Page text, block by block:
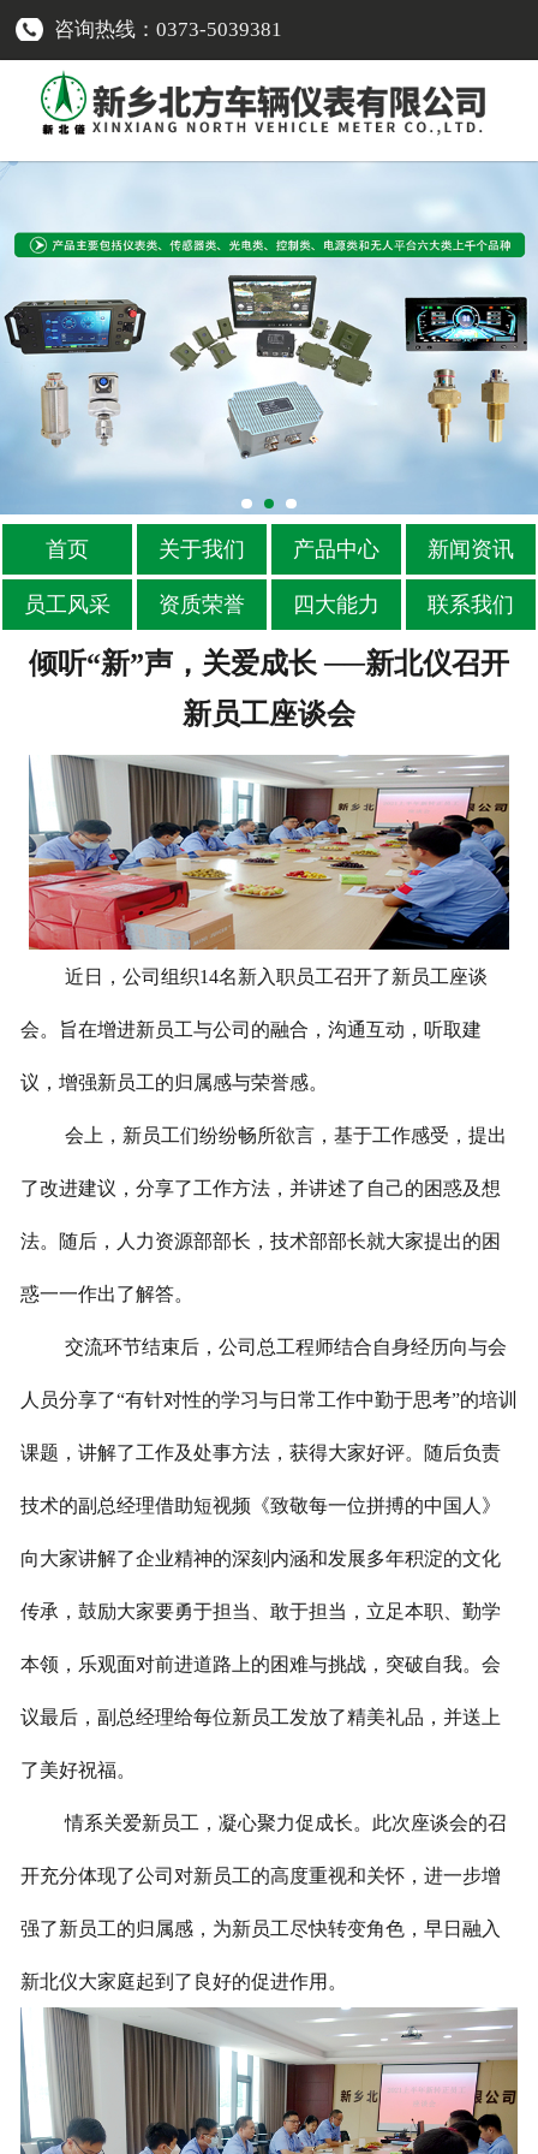
咨询热线：0373-5039381
首页 关于我们 产品中心 新闻资讯
员工风采 资质荣誉 四大能力 联系我们
倾听“新”声，关爱成长 ──新北仪召开
新员工座谈会
近日，公司组织14名新入职员工召开了新员工座谈
会。旨在增进新员工与公司的融合，沟通互动，听取建
议，增强新员工的归属感与荣誉感。
会上，新员工们纷纷畅所欲言，基于工作感受，提出
了改进建议，分享了工作方法，并讲述了自己的困惑及想
法。随后，人力资源部部长，技术部部长就大家提出的困
惑一一作出了解答。
交流环节结束后，公司总工程师结合自身经历向与会
人员分享了“有针对性的学习与日常工作中勤于思考”的培训
课题，讲解了工作及处事方法，获得大家好评。随后负责
技术的副总经理借助短视频《致敬每一位拼搏的中国人》
向大家讲解了企业精神的深刻内涵和发展多年积淀的文化
传承，鼓励大家要勇于担当、敢于担当，立足本职、勤学
本领，乐观面对前进道路上的困难与挑战，突破自我。会
议最后，副总经理给每位新员工发放了精美礼品，并送上
了美好祝福。
情系关爱新员工，凝心聚力促成长。此次座谈会的召
开充分体现了公司对新员工的高度重视和关怀，进一步增
强了新员工的归属感，为新员工尽快转变角色，早日融入
新北仪大家庭起到了良好的促进作用。